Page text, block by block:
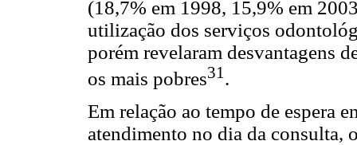
(18,7% em 1998, 15,9% em
utilização dos serviços
porém revelaram desvantagens
os mais pobres31 .
Em relação ao tempo de espera
atendimento no dia da consulta,